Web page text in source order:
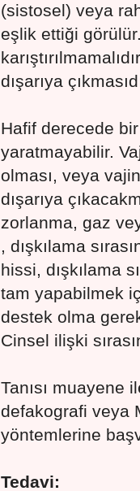
(sistosel) veya
eşlik ettiği
dışarıya
Hafif derecede
yaratmayabilir.
olması, veya
dışarıya
zorlanma, gaz
, dışkılama
hissi, dışkılama
tam yapabilmek
destek olma
Cinsel ilişki
Tanısı muayene
defakografi veya
yöntemlerine
Tedavi: